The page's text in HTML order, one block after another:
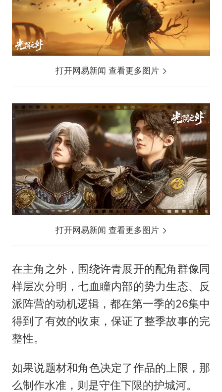
打开网易新闻 查看更多图片
打开网易新闻 查看更多图片
在主角之外，围绕许青展开的配角群像同
样层次分明，七血瞳内部的势力生态、反
派阵营的动机逻辑，都在第一季的26集中
得到了有效的收束，保证了整季故事的完
整性。
如果说题材和角色决定了作品的上限，那
么制作水准，则是守住下限的护城河。